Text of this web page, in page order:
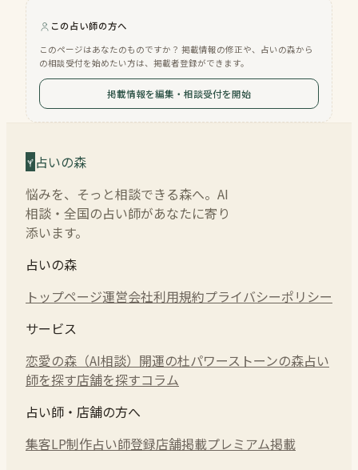
この占い師の方へ
このページはあなたのものですか？ 掲載情報の修正や、占いの森から
の相談受付を始めたい方は、掲載者登録ができます。
掲載情報を編集・相談受付を開始
占いの森
悩みを、そっと相談できる森へ。AI
相談・全国の占い師があなたに寄り
添います。
占いの森
トップページ運営会社利用規約プライバシーポリシー
サービス
恋愛の森（AI相談） 開運の杜パワーストーンの森占い
師を探す店舗を探すコラム
占い師・店舗の方へ
集客LP制作占い師登録店舗掲載プレミアム掲載